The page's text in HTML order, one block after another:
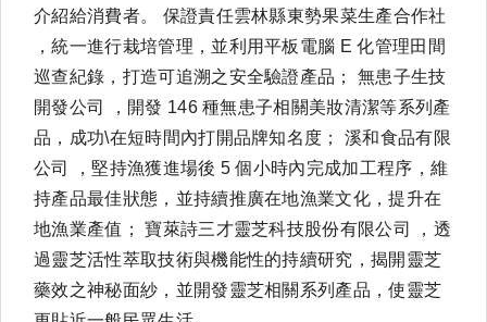
介紹給消費者。 保證責任雲林縣東勢果菜生產合作社
，統一進行栽培管理，並利用平板電腦 E 化管理田間
巡查紀錄，打造可追溯之安全驗證產品； 無患子生技
開發公司 ，開發 146 種無患子相關美妝清潔等系列產
品，成功\在短時間內打開品牌知名度； 溪和食品有限
公司 ，堅持漁獲進場後 5 個小時內完成加工程序，維
持產品最佳狀態，並持續推廣在地漁業文化，提升在
地漁業產值； 寶萊詩三才靈芝科技股份有限公司 ，透
過靈芝活性萃取技術與機能性的持續研究，揭開靈芝
藥效之神秘面紗，並開發靈芝相關系列產品，使靈芝